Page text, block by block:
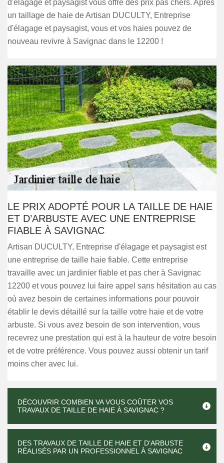
d'élagage et paysagist vous offre des prix pas chers. Après
un taillage de haie de Artisan DUCULTY, Entreprise
d'élagage et paysagist, vous et vos haies pouvez de
nouveau revivre à Savignac dans le 12200 !
LE PRIX ADOPTÉ POUR LA TAILLE DE HAIE
ET D’ARBUSTE AVEC UNE ENTREPRISE
FIABLE À SAVIGNAC
Artisan DUCULTY, Entreprise d'élagage et paysagist est
une entreprise de taille haie fiable. Cette entreprise
travaille avec un jardinier fiable et pas cher à Savignac
12200 et vous pouvez lui faire appel sans hésitation au cas
où avez besoin de certaines informations pour pouvoir
établir le devis détaillé sur la taille votre haie et de votre
arbuste. Si vous avez besoin de son intervention, vous
recevrez une prestation qui est à la hauteur de votre besoin
et de votre préférence. Vous pouvez aussi obtenir un tarif
moins cher avec lui.
DÉCOUVRIR COMBIEN VA VOUS COÛTER VOS
TRAVAUX DE TAILLE DE HAIE À SAVIGNAC ?
DES TRAVAUX DE TAILLE DE HAIE ET D’ARBUSTE
RÉALISÉS PAR UN PROFESSIONNEL À SAVIGNAC